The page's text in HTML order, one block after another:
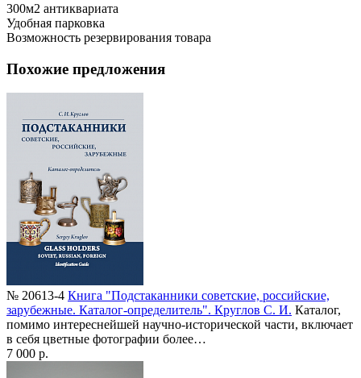
300м2 антиквариата
Удобная парковка
Возможность резервирования товара
Похожие предложения
№ 20613-4 Книга "Подстаканники советские, российские,
зарубежные. Каталог-определитель". Круглов С. И. Каталог,
помимо интереснейшей научно-исторической части, включает
в себя цветные фотографии более…
7 000 р.